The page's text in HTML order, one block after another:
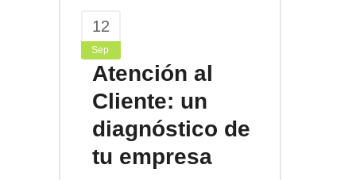
12
Sep
Atención al
Cliente: un
diagnóstico de
tu empresa